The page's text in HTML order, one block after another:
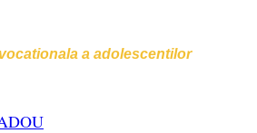
a adolescentilor